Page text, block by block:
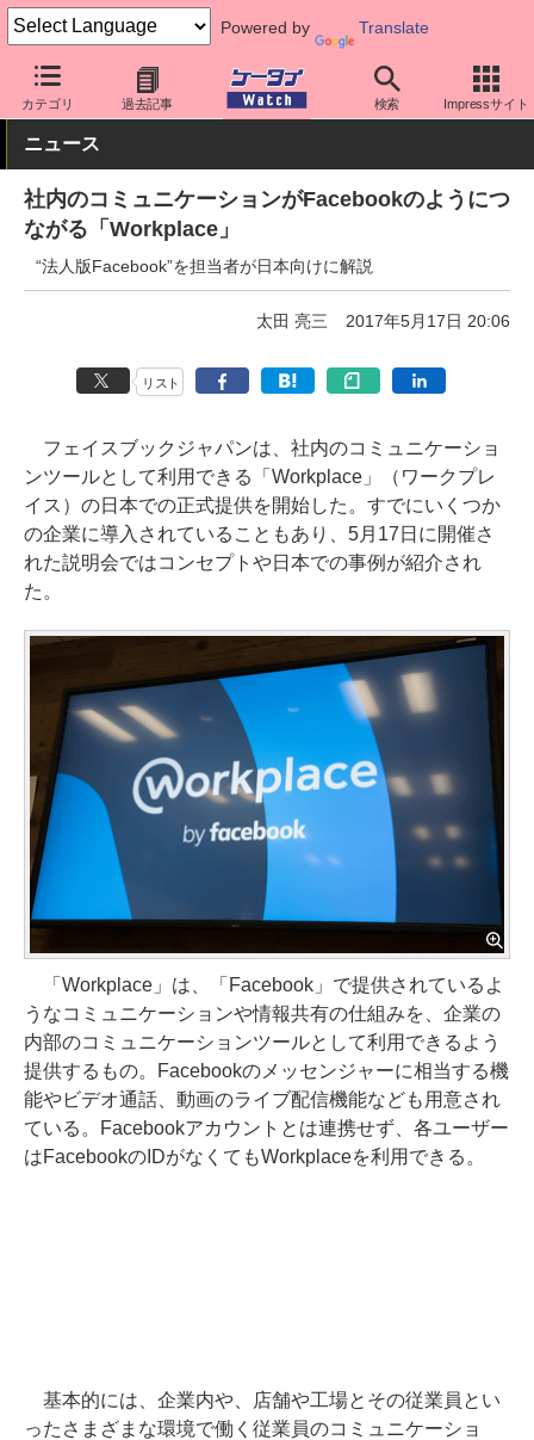
Powered by Translate
カテゴリ 過去記事 検索 Impressサイト
ケータイ Watch 法人向け サービス
ニュース
社内のコミュニケーションがFacebookのようにつ
ながる「Workplace」
“法人版Facebook”を担当者が日本向けに解説
太田 亮三 2017年5月17日 20:06
リスト
フェイスブックジャパンは、社内のコミュニケーショ
ンツールとして利用できる「Workplace」（ワークプレ
イス）の日本での正式提供を開始した。すでにいくつか
の企業に導入されていることもあり、5月17日に開催さ
れた説明会ではコンセプトや日本での事例が紹介され
た。
「Workplace」は、「Facebook」で提供されているよ
うなコミュニケーションや情報共有の仕組みを、企業の
内部のコミュニケーションツールとして利用できるよう
提供するもの。Facebookのメッセンジャーに相当する機
能やビデオ通話、動画のライブ配信機能なども用意され
ている。Facebookアカウントとは連携せず、各ユーザー
はFacebookのIDがなくてもWorkplaceを利用できる。
基本的には、企業内や、店舗や工場とその従業員とい
ったさまざまな環境で働く従業員のコミュニケーショ